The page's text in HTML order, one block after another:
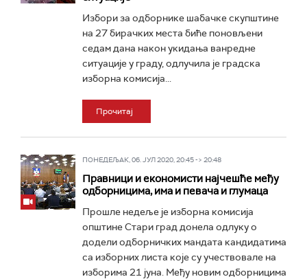
Избори за одборнике шабачке скупштине
на 27 бирачких места биће поновљени
седам дана након укидања ванредне
ситуације у граду, одлучила је градска
изборна комисија...
Прочитај
ПОНЕДЕЉАК, 06. ЈУЛ 2020, 20:45 -> 20:48
Правници и економисти најчешће међу
одборницима, има и певача и глумаца
Прошле недеље је изборна комисија
општине Стари град донела одлуку о
додели одборничких мандата кандидатима
са изборних листа које су учествовале на
изборима 21 јуна. Међу новим одборницима